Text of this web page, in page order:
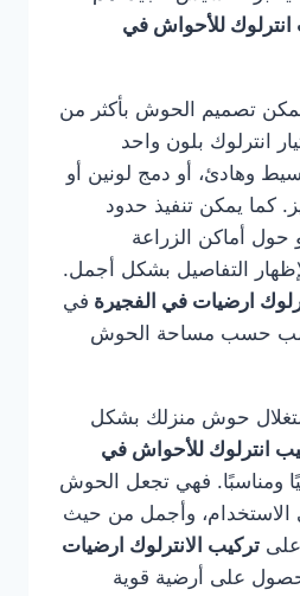
انترلوك للأحواش في
يمكن تصميم الحوش بأكثر من
انترلوك بلون واحد
وهادئ، أو دمج لونين أو
كما يمكن تنفيذ حدود
أماكن الزراعة
التفاصيل بشكل أجمل.
ارضيات في الفجيرة في
حسب مساحة الحوش
حوش منزلك بشكل
انترلوك للأحواش في
ومناسبًا. فهي تجعل الحوش
الاستخدام، وأجمل من حيث
على تركيب الانترلوك ارضيات
على أرضية قوية